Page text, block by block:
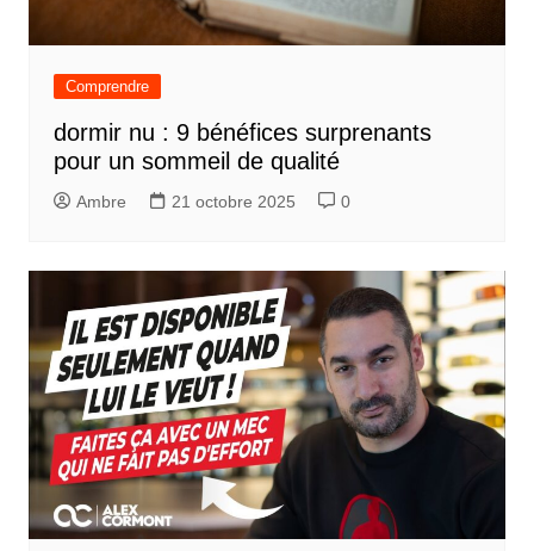
Comprendre
dormir nu : 9 bénéfices surprenants
pour un sommeil de qualité
Ambre 21 octobre 2025 0